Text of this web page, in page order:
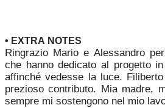
• EXTRA NOTES
Ringrazio Mario e Alessandro
che hanno dedicato al progetto
affinché vedesse la luce.
prezioso contributo. Mia madre,
sempre mi sostengono nel mio